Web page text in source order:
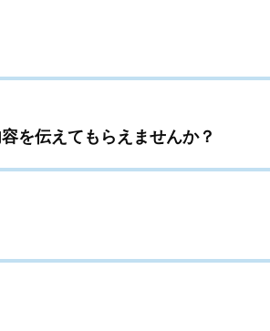
を伝えてもらえませんか？